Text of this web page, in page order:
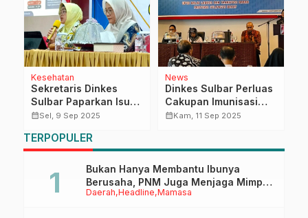
Kesehatan
Sekretaris Dinkes
Sulbar Paparkan Isu
Strategis dan Renstra
Kegiatan Validasi Data
Kesehatan Bidang P2P
calendar_monthSel, 9 Sep 2025
News
Dinkes Sulbar Perluas
Cakupan Imunisasi
HPV, Upaya Cegah
calendar_monthKam, 11 Sep 2025
TERPOPULER
Daerah Headline Mamasa
Bukan Hanya Membantu Ibunya
Berusaha, PNM Juga Menjaga Mimpi
Anaknya Untuk Menggapai Cita-Cita